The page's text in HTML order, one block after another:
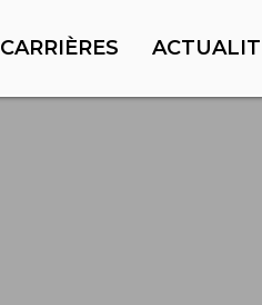
CARRIÈRES